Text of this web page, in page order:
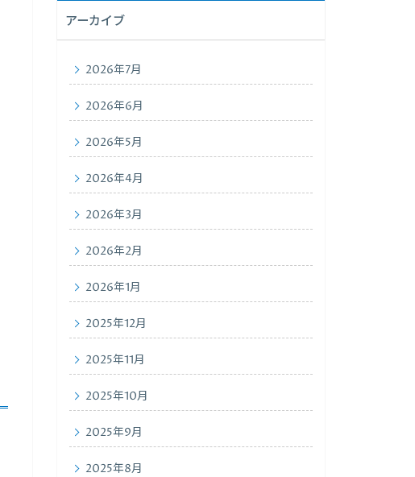
アーカイブ
2026年7月
2026年6月
2026年5月
2026年4月
2026年3月
2026年2月
2026年1月
2025年12月
2025年11月
2025年10月
2025年9月
2025年8月